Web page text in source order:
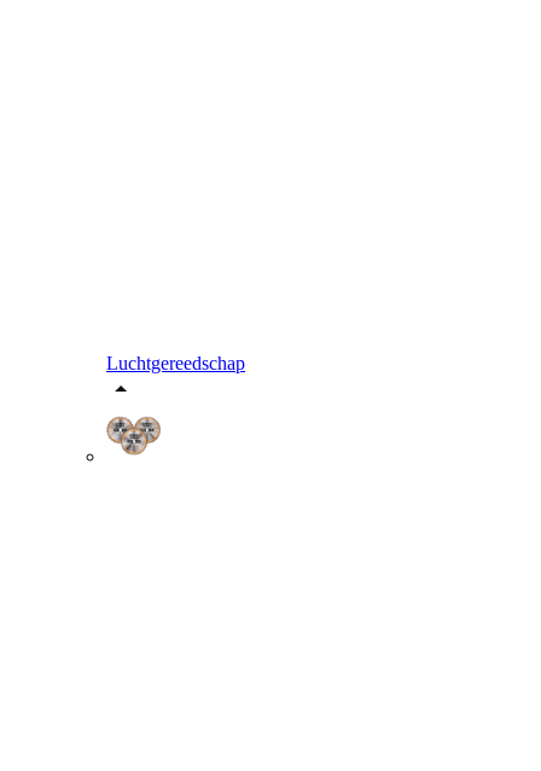
Luchtgereedschap